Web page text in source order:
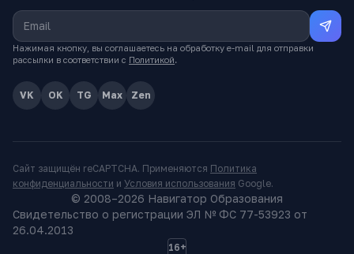
Нажимая кнопку, вы соглашаетесь на обработку e-mail для отправки
рассылки в соответствии с Политикой.
VK OK TG Max Zen
Сайт защищён reCAPTCHA. Применяются Политика
конфиденциальности и Условия использования Google.
© 2008–2026 Навигатор Образования
Свидетельство о регистрации ЭЛ № ФС 77-53923 от
26.04.2013
16+